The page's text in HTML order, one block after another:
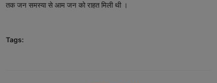
तक जन समस्या से आम जन को राहत मिली थी ।
Tags: